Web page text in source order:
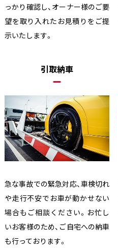
っかり確認し、オーナー様のご要
望を取り入れたお見積りをご提
示いたします。
引取納車
急な事故での緊急対応、車検切れ
や走行不安でお車が動かせない
場合もご相談ください。お忙し
いお客様のため、ご自宅への納車
も行っております。